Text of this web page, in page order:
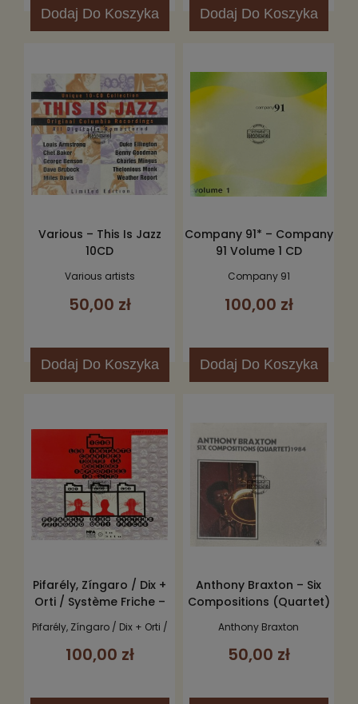
Dodaj Do Koszyka Dodaj Do Koszyka
Various – This Is Jazz
10CD
Various artists
50,00 zł
Dodaj Do Koszyka
Company 91* – Company
91 Volume 1 CD
Company 91
100,00 zł
Dodaj Do Koszyka
Pifarély, Zíngaro / Dix +
Orti / Système Friche –
ICIS - Les Instants
Chavirés - Toute La
Musique Improvisée In
Pifarély, Zíngaro / Dix + Orti /
100,00 zł
Anthony Braxton – Six
Compositions (Quartet)
Anthony Braxton
50,00 zł